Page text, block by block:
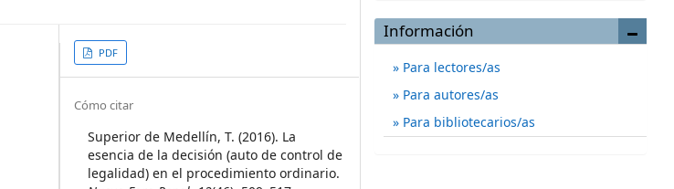
Article
Sidebar
PDF
Article
Details
Cómo citar
Superior de Medellín, T. (2016). La
esencia de la decisión (auto de control de
legalidad) en el procedimiento ordinario.
Información
Para lectores/as
Para autores/as
Para bibliotecarios/as